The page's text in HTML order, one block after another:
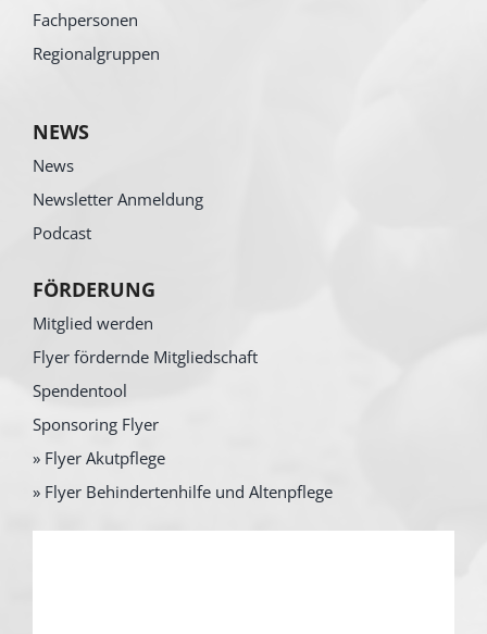
Fachpersonen
Regionalgruppen
NEWS
News
Newsletter Anmeldung
Podcast
FÖRDERUNG
Mitglied werden
Flyer fördernde Mitgliedschaft
Spendentool
Sponsoring Flyer
» Flyer Akutpflege
» Flyer Behindertenhilfe und Altenpflege